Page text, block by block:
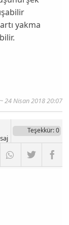
yakma
24 Nisan 2018 20:07
Teşekkür: 0